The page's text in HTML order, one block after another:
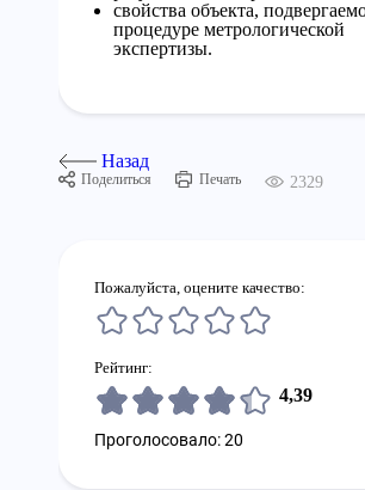
свойства объекта,
процедуре метрологической
экспертизы.
Назад
Поделиться Печать 2329
Пожалуйста, оцените качество:
Рейтинг:
4,39
Проголосовало: 20